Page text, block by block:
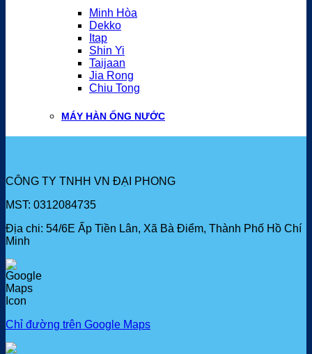
Minh Hòa
Dekko
Itap
Shin Yi
Taijaan
Jia Rong
Chiu Tong
MÁY HÀN ỐNG NƯỚC
CÔNG TY TNHH VN ĐẠI PHONG
MST: 0312084735
Địa chi: 54/6E Ấp Tiền Lân, Xã Bà Điểm, Thành Phố Hồ Chí
Minh
Chỉ đường trên Google Maps